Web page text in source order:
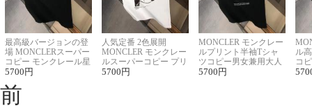
最高級バージョンの登
場 MONCLERスーパー
コピー モンクレール星
座半袖Tシャツ
5700 円
人気定番 2色展開
MONCLER モンクレー
ルスーパーコピー プリ
ント半袖Tシャツ
5700 円
MONCLER モンクレー
ルプリント半袖Tシャ
ツコピー男女兼用大人
可愛い春夏コーデ
5700 円
ル
コ
ィ
前